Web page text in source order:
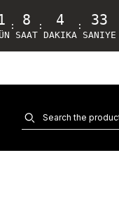
: 8
SAAT
: 4
DAKIKA
: 32
SANIYE